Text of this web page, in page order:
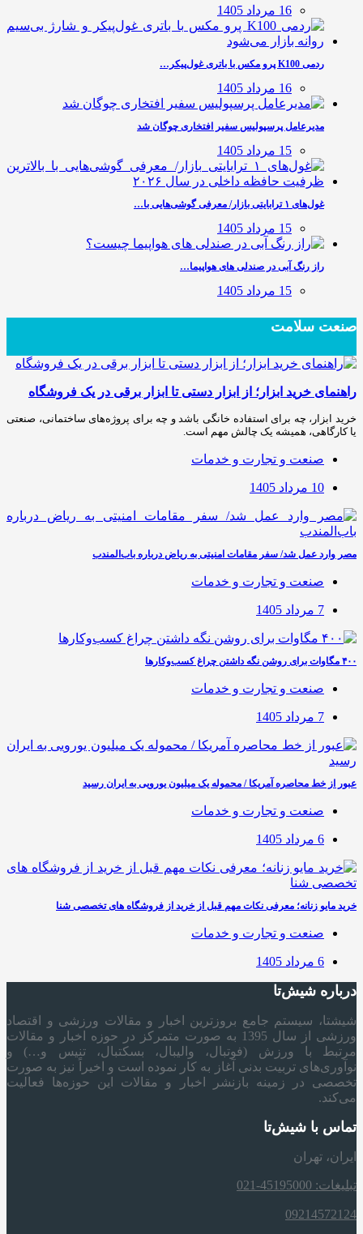
16 مرداد 1405
ردمی K100 پرو مکس با باتری غول‌پیکر…
16 مرداد 1405
مدیرعامل پرسپولیس سفیر افتخاری چوگان شد
15 مرداد 1405
غول‌های ۱ ترابایتی بازار/ معرفی گوشی‌هایی با…
15 مرداد 1405
راز رنگ آبی در صندلی های هواپیما…
15 مرداد 1405
صنعت سلامت
راهنمای خرید ابزار؛ از ابزار دستی تا ابزار برقی در یک فروشگاه
خرید ابزار، چه برای استفاده خانگی باشد و چه برای پروژه‌های ساختمانی، صنعتی
یا کارگاهی، همیشه یک چالش مهم است.
صنعت و تجارت و خدمات
10 مرداد 1405
مصر وارد عمل شد/ سفر مقامات امنیتی به ریاض درباره باب‌المندب
صنعت و تجارت و خدمات
7 مرداد 1405
۴۰۰ مگاوات برای روشن نگه داشتن چراغ کسب‌وکار‌ها
صنعت و تجارت و خدمات
7 مرداد 1405
عبور از خط محاصره آمریکا / محموله یک میلیون یورویی به ایران رسید
صنعت و تجارت و خدمات
6 مرداد 1405
خرید مایو زنانه؛ معرفی نکات مهم قبل از خرید از فروشگاه های تخصصی شنا
صنعت و تجارت و خدمات
6 مرداد 1405
درباره شیش‌تا
شیشتا، سیستم جامع بروزترین اخبار و مقالات ورزشی و اقتصاد
ورزشی از سال 1395 به صورت متمرکز در حوزه اخبار و مقالات
مرتبط با ورزش (فوتبال، والیبال، بسکتبال، تنیس و…) و
نوآوری‌های تربیت بدنی آغاز به کار نموده است و اخیراً نیز به صورت
تخصصی در زمینه بازنشر اخبار و مقالات این حوزه‌ها فعالیت
می‌کند.
تماس با شیش‌تا
ایران، تهران
تبلیغات: 45195000-021
09214572124